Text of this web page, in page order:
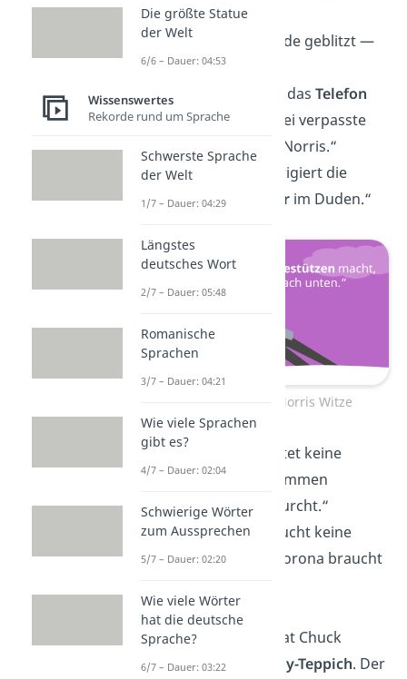
Tür geht.“
„Chuck Norris wurde geblitzt —
beim Einparken
„Als Alexander Bell dasTelefon
erfand, hatte er drei verpasste
Anrufe von Chuck Norris.“
„Chuck Norris korrigiert die
Rechtschreibfehler im Duden.“
Die besten Chuck Norris Witze
„Chuck Norris pustet keine
Kerzenaus, die Flammen
ersticken aus Ehrfurcht.“
„Chuck Norris braucht keine
Coronaimpfung. Corona braucht
Norris-Impfung
„Vor dem Kamin hat Chuck
Norris einen
Grizzly-Teppich. Der
Die größte Statue
der Welt
6/6 – Dauer: 04:53
Wissenswertes
Rekorde rund um Sprache
Schwerste Sprache
der Welt
1/7 – Dauer: 04:29
Längstes
deutsches Wort
2/7 – Dauer: 05:48
Romanische
Sprachen
3/7 – Dauer: 04:21
Wie viele Sprachen
gibt es?
4/7 – Dauer: 02:04
Schwierige Wörter
zum Aussprechen
5/7 – Dauer: 02:20
Wie viele Wörter
hat die deutsche
Sprache?
6/7 – Dauer: 03:22